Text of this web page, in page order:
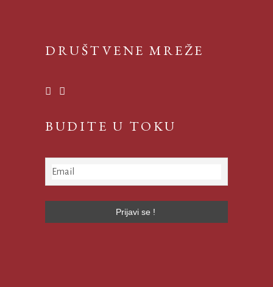
DRUŠTVENE MREŽE
BUDITE U TOKU